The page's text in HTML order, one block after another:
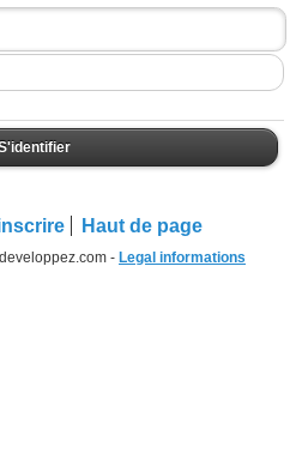
Haut de page
- Legal informations